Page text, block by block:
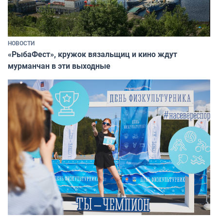
НОВОСТИ
«РыбаФест», кружок вязальщиц и кино ждут
мурманчан в эти выходные